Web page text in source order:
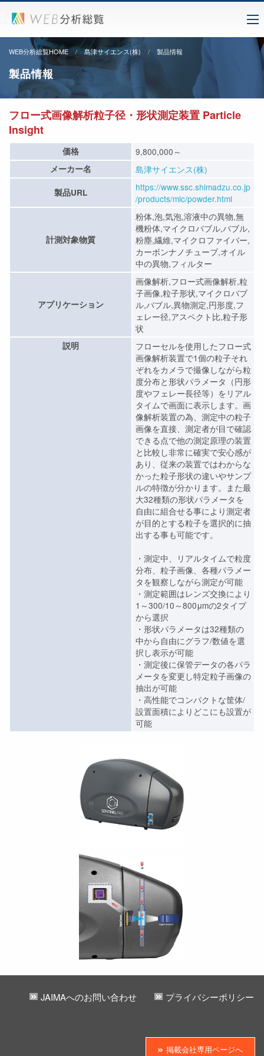
WEB分析総覧HOME 島津サイエンス(株) 製品情報
製品情報
フロー式画像解析粒子径・形状測定装置 Particle
Insight
価格 9,800,000～
メーカー名 島津サイエンス(株)
製品URL
https://www.ssc.shimadzu.co.jp
/products/mic/powder.html
計測対象物質
粉体,泡,気泡,溶液中の異物,無
機粉体,マイクロバブル,バブル,
粉塵,繊維,マイクロファイバー,
カーボンナノチューブ,オイル
中の異物,フィルター
アプリケーション
画像解析,フロー式画像解析,粒
子画像,粒子形状,マイクロバブ
ル,バブル,異物測定,円形度,フ
ェレー径,アスペクト比,粒子形
状
説明
フローセルを使用したフロー式
画像解析装置で1個の粒子それ
ぞれをカメラで撮像しながら粒
度分布と形状パラメータ（円形
度やフェレー長径等）をリアル
タイムで画面に表示します。画
像解析装置の為、測定中の粒子
画像を直接、測定者が目で確認
できる点で他の測定原理の装置
と比較し非常に確実で安心感が
あり、従来の装置ではわからな
かった粒子形状の違いやサンプ
ルの特徴が分かります。また最
大32種類の形状パラメータを
自由に組合せる事により測定者
が目的とする粒子を選択的に抽
出する事も可能です。
・測定中、リアルタイムで粒度
分布、粒子画像、各種パラメー
タを観察しながら測定が可能
・測定範囲はレンズ交換により
1～300/10～800μmの2タイプ
から選択
・形状パラメータは32種類の
中から自由にグラフ/数値を選
択し表示が可能
・測定後に保管データの各パラ
メータを変更し特定粒子画像の
抽出が可能
・高性能でコンパクトな筐体/
設置面積によりどこにも設置が
可能
JAIMAへのお問い合わせ プライバシーポリシー
掲載会社専用ページへ